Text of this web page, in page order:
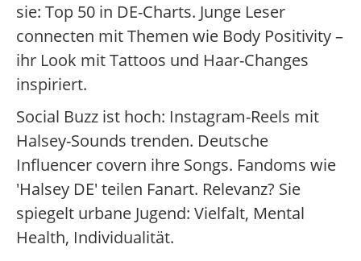
sie: Top 50 in DE-Charts. Junge Leser
connecten mit Themen wie Body Positivity –
ihr Look mit Tattoos und Haar-Changes
inspiriert.
Social Buzz ist hoch: Instagram-Reels mit
Halsey-Sounds trenden. Deutsche
Influencer covern ihre Songs. Fandoms wie
'Halsey DE' teilen Fanart. Relevanz? Sie
spiegelt urbane Jugend: Vielfalt, Mental
Health, Individualität.